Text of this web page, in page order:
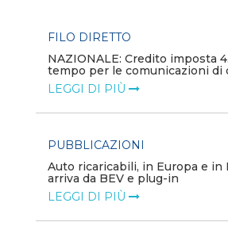
FILO DIRETTO
NAZIONALE: Credito imposta
tempo per le comunicazioni di
LEGGI DI PIÙ
PUBBLICAZIONI
Auto ricaricabili, in Europa e in
arriva da BEV e plug-in
LEGGI DI PIÙ